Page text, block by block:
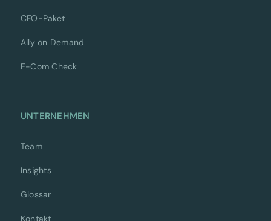
CFO-Paket
Ally on Demand
E-Com Check
UNTERNEHMEN
Team
Insights
Glossar
Kontakt